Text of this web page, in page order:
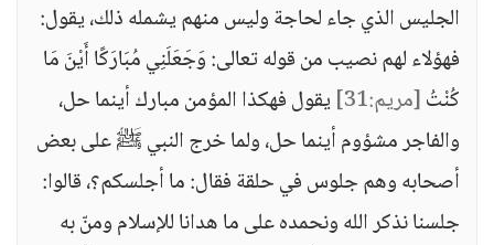
الجليس الذي جاء لحاجة وليس منهم يشمله ذلك، يقول:
فهؤلاء لهم نصيب من قوله تعالى: وَجَعَلَنِي مُبَارَكًا أَيْنَ مَا
كُنْتُ[مريم:31]
يقول فهكذا المؤمن مبارك أينما حل،
والفاجر مشؤوم أينما حل، ولما خرج النبي ﷺ على بعض
أصحابه وهم جلوس في حلقة فقال: ما أجلسكم؟، قالوا:
جلسنا نذكر الله ونحمده على ما هدانا للإسلام ومنّ به